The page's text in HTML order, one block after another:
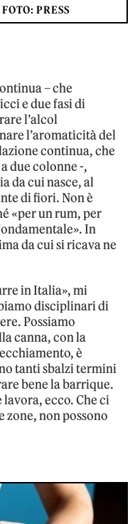
PRESS
– che
e due fasi di
l’alcol
l’aromaticità del
continua, che
due colonne -,
da cui nasce, al
di fiori. Non è
«per un rum, per
In
da cui si ricava ne
in Italia», mi
disciplinari di
Possiamo
canna, con la
è
tanti sbalzi termini
bene la barrique.
ecco. Che ci
zone, non possono